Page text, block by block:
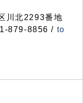
川北2293番地
879-8856 / to